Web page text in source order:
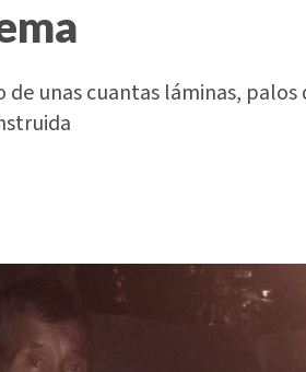
de unas cuantas láminas,